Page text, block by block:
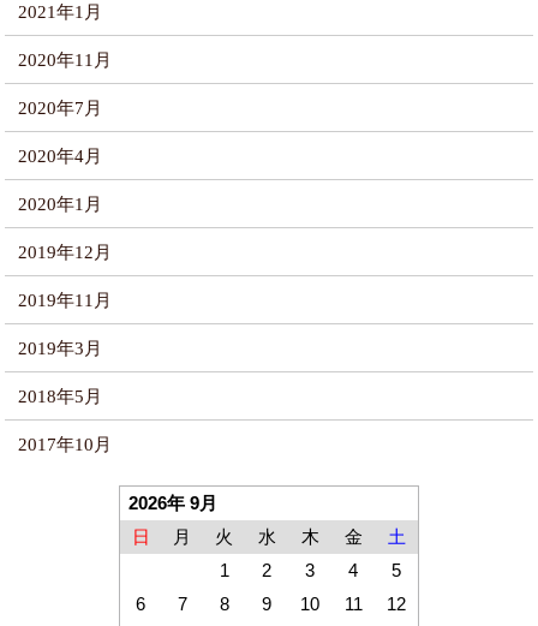
2021年1月
2020年11月
2020年7月
2020年4月
2020年1月
2019年12月
2019年11月
2019年3月
2018年5月
2017年10月
2026年 9月
日
月 火 水 木 金
土
1
2 3 4
5
6
7 8 9 10 11
12